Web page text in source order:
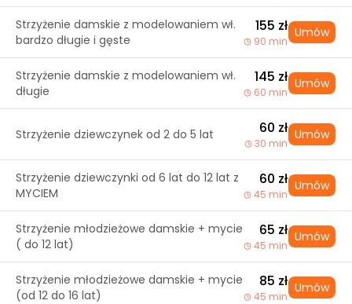
Strzyżenie damskie z modelowaniem wł.
bardzo długie i gęste
155 zł
90 min
Umów
Strzyżenie damskie z modelowaniem wł.
długie
145 zł
60 min
Umów
Strzyżenie dziewczynek od 2 do 5 lat 60 zł
30 min
Umów
Strzyżenie dziewczynki od 6 lat do 12 lat z
MYCIEM
60 zł
45 min
Umów
Strzyżenie młodzieżowe damskie + mycie
( do 12 lat)
65 zł
45 min
Umów
Strzyżenie młodzieżowe damskie + mycie
(od 12 do 16 lat)
85 zł
45 min
Umów